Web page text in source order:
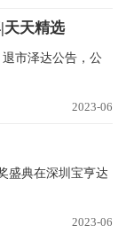
天天精选
退市泽达公告，公
2023-06
盛典在深圳宝亨达
2023-06